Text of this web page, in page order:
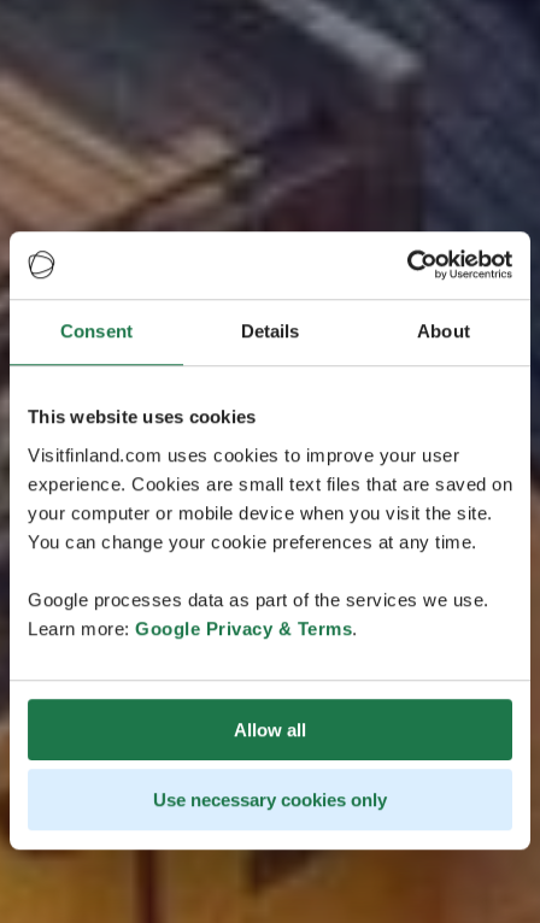
Consent Details About
This website uses cookies
Visitfinland.com uses cookies to improve your user
experience. Cookies are small text files that are saved on
your computer or mobile device when you visit the site.
You can change your cookie preferences at any time.
Google processes data as part of the services we use.
Learn more: Google Privacy & Terms.
Allow all
Use necessary cookies only
モデルコース
都市周遊
ヘルシンキ（Helsinki）、トゥルク（Turku）、タンペレ
（Tampere）というフィンランド有数の大都市を巡り、
美食と文化の宝庫を満喫する旅。この3都市周遊コース
では、フィンランドの首都ヘルシンキ、海岸沿いの古都
問します。